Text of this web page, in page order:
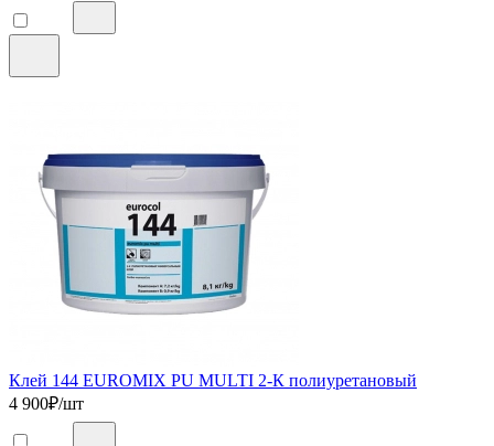
Клей 144 EUROMIX PU MULTI 2-К полиуретановый
4 900₽/шт